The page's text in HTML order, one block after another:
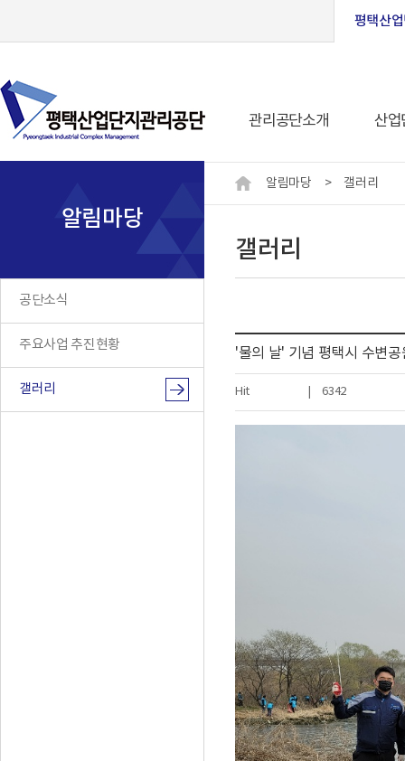
평택산
관리공단소개 산업
알림마당 > 갤러리
알림마당
공단소식
주요사업 추진현황
갤러리
갤러리
'물의 날' 기념 평택시 수변
Hit 6342